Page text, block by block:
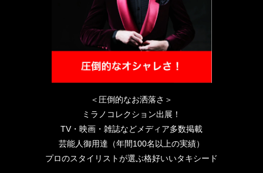
＜圧倒的なお洒落さ＞
ミラノコレクション出展！
TV・映画・雑誌などメディア多数掲載
芸能人御用達（年間100名以上の実績）
プロのスタイリストが選ぶ格好いいタキシード